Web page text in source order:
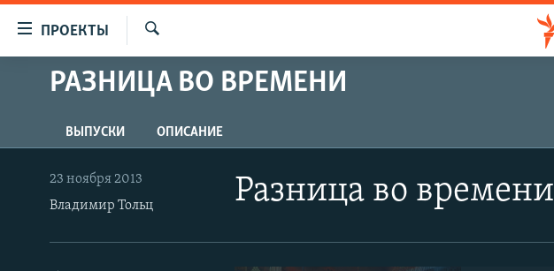
упрощенного
Вернуться
к
основному
содержанию
ПРОЕКТЫ
ПРОГРАММЫ
АВТОРСКИЕ ПРОЕКТЫ
ЦИТАТЫ СВОБОДЫ
МНЕНИЯ
КУЛЬТУРА
РАЗНИЦА ВО ВРЕМЕНИ
ВЫПУСКИ ОПИСАНИЕ
Разница во времени
23 ноября 2013
Владимир Тольц